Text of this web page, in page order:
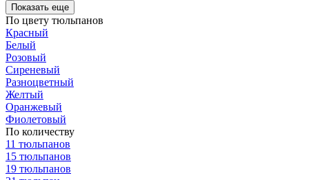
Показать еще
По цвету тюльпанов
Красный
Белый
Розовый
Сиреневый
Разноцветный
Желтый
Оранжевый
Фиолетовый
По количеству
11 тюльпанов
15 тюльпанов
19 тюльпанов